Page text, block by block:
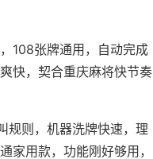
108张牌通用，自动完成
快，契合重庆麻将快节奏
规则，机器洗牌快速，理
家用款，功能刚好够用，